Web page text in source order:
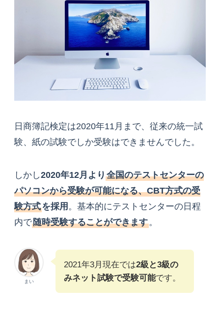
日商簿記検定は2020年11月まで、従来の統一試
験、紙の試験でしか受験はできませんでした。
しかし2020年12月より全国のテストセンターの
パソコンから受験が可能になる、CBT方式の受
験方式を採用 。基本的にテストセンターの日程
内で随時受験することができます。
まい
2021年3月現在では2級と3級の
みネット試験で受験可能です。